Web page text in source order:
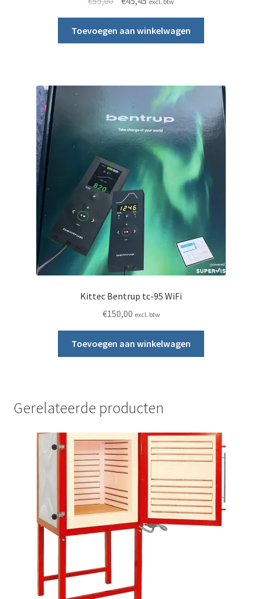
Toevoegen aan winkelwagen
Kittec Bentrup tc-95 WiFi
€150,00 excl. btw
Toevoegen aan winkelwagen
Gerelateerde producten